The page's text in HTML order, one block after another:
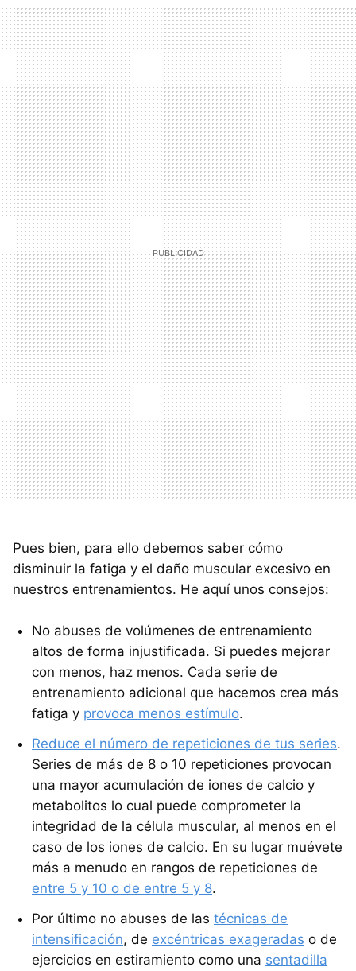
Pues bien, para ello debemos saber cómo
disminuir la fatiga y el daño muscular excesivo en
nuestros entrenamientos. He aquí unos consejos:
No abuses de volúmenes de entrenamiento
altos de forma injustificada. Si puedes mejorar
con menos, haz menos. Cada serie de
entrenamiento adicional que hacemos crea más
fatiga y provoca menos estímulo.
Reduce el número de repeticiones de tus series.
Series de más de 8 o 10 repeticiones provocan
una mayor acumulación de iones de calcio y
metabolitos lo cual puede comprometer la
integridad de la célula muscular, al menos en el
caso de los iones de calcio. En su lugar muévete
más a menudo en rangos de repeticiones de
entre 5 y 10 o de entre 5 y 8.
Por último no abuses de las técnicas de
intensificación, de excéntricas exageradas o de
ejercicios en estiramiento como una sentadilla